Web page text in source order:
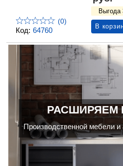
Код: 64760
(0)
Выгода
В
РАСШИРЯЕМ
Производственной мебели